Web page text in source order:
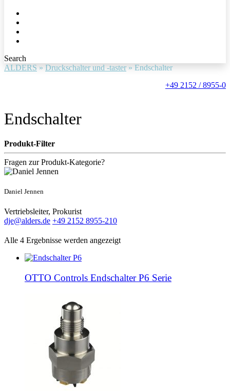
Search
ALDERS » Druckschalter und -taster» Endschalter
+49 2152 / 8955-0
Endschalter
Produkt-Filter
Fragen zur Produkt-Kategorie?
Daniel Jennen
Vertriebsleiter, Prokurist
dje@alders.de +49 2152 8955-210
Alle 4 Ergebnisse werden angezeigt
OTTO Controls Endschalter P6 Serie